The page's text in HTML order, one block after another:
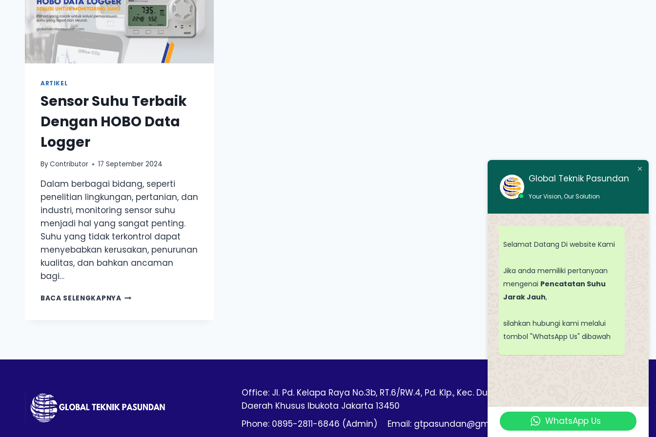
ARTIKEL
Sensor Suhu Terbaik
Dengan HOBO Data
Logger
ByContributor 17 September 2024
Dalam berbagai bidang, seperti
penelitian lingkungan, pertanian, dan
industri, monitoring sensor suhu
menjadi hal yang sangat penting.
Suhu yang tidak terkontrol dapat
menyebabkan kerusakan, penurunan
kualitas, dan bahkan ancaman
bagi…
BACA SELENGKAPNYA SENSOR
LOGGER
Office: Jl. Pd. Kelapa Raya No.3b, RT.6/RW.4, Pd. Klp., Kec. Duren Sawit, Kota Jakarta Timur,
Daerah Khusus Ibukota Jakarta 13450
Phone: 0895-2811-6846 (Admin)
Email: gtpasundan@gmail.com
Global Teknik Pasundan
Your Vision, Our Solution
Selamat Datang Di website Kami
Jika anda memiliki pertanyaan
mengenai Pencatatan Suhu
Jarak Jauh,
silahkan hubungi kami melalui
tombol "WhatsApp Us" dibawah
WhatsApp Us